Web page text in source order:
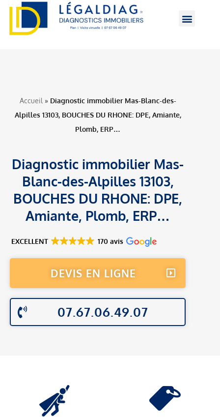
Accueil » Diagnostic immobilier Mas-Blanc-des-
Alpilles 13103, BOUCHES DU RHONE: DPE, Amiante,
Plomb, ERP…
Diagnostic immobilier Mas-
Blanc-des-Alpilles 13103,
BOUCHES DU RHONE: DPE,
Amiante, Plomb, ERP…
EXCELLENT 170 avis
DEVIS EN LIGNE
07.67.06.49.07